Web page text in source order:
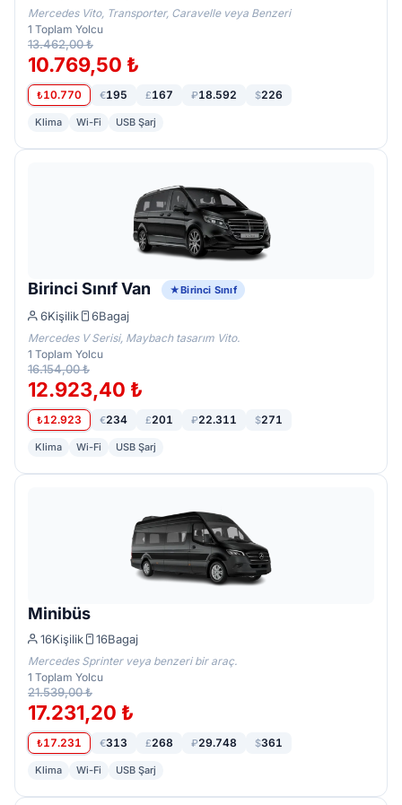
Mercedes Vito, Transporter, Caravelle veya Benzeri
1 Toplam Yolcu
13.462,00 ₺
10.769,50 ₺
₺10.770 €195 £167 ₽18.592 $226
Klima Wi-Fi USB Şarj
Birinci Sınıf Van Birinci Sınıf
6Kişilik 6Bagaj
Mercedes V Serisi, Maybach tasarım Vito.
1 Toplam Yolcu
16.154,00 ₺
12.923,40 ₺
₺12.923 €234 £201 ₽22.311 $271
Klima Wi-Fi USB Şarj
Minibüs
16Kişilik 16Bagaj
Mercedes Sprinter veya benzeri bir araç.
1 Toplam Yolcu
21.539,00 ₺
17.231,20 ₺
₺17.231 €313 £268 ₽29.748 $361
Klima Wi-Fi USB Şarj